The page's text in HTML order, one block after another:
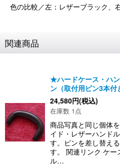
色の比較／左：レザーブラック、
関連商品
★ハードケース・ハ
ン（取付用ピン3本
24,580円(税込)
在庫数 1点
商品写真と同じ個体
イド・レザーハンド
す。ピンを差し替え
す。 関連リンク ケー
ル…